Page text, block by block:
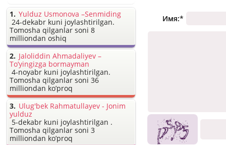
Имя:*
Yulduz Usmonova –Senmiding
24-dekabr kuni joylashtirilgan.
Tomosha qilganlar soni 8
milliondan oshiq
Jaloliddin Ahmadaliyev –
To’yingizga bormayman
4-noyabr kuni joylashtirilgan.
Tomosha qilganlar soni 36
milliondan ko’proq
Ulug'bek Rahmatullayev - Jonim
yulduz
5-dekabr kuni joylashtirilgan .
Tomosha qilganlar soni 3
milliondan ko’proq